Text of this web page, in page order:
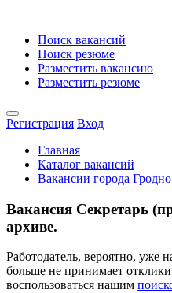
Поиск вакансий
Поиск резюме
Разместить вакансию
Разместить резюме
Регистрация Вход
Главная
Каталог вакансий
Вакансии города Гродно
Вакансия Секретарь
архиве.
Работодатель, вероятно, уже
больше не принимает
воспользоваться нашим